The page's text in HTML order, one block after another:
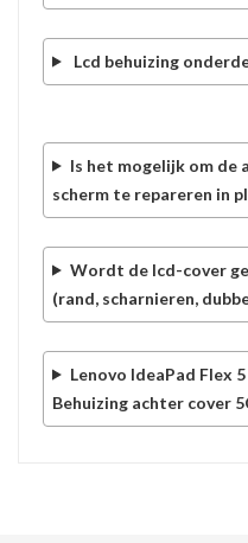
Lcd behuizing
Is het mogelijk om de
scherm te repareren in
Wordt de lcd-cover
(rand, scharnieren,
Lenovo IdeaPad Flex
Behuizing achter cover